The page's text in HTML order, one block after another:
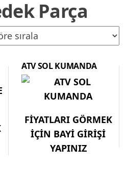
Parça
ATV SOL KUMANDA
FİYATLARI GÖRMEK
İÇİN BAYİ GİRİŞİ
YAPINIZ